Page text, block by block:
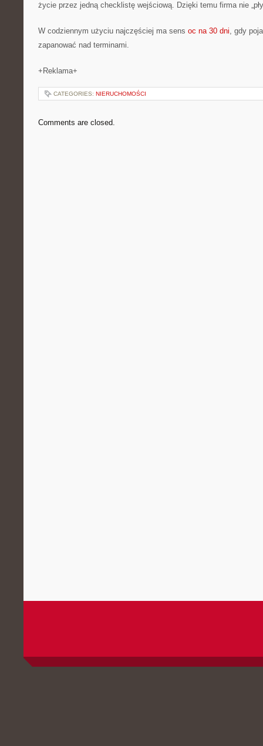
życie przez jedną checklistę wejściową. Dzięki temu firma nie
W codziennym użyciu najczęściej ma sens oc na 30 dni, gdy
zapanować nad terminami.
+Reklama+
CATEGORIES: NIERUCHOMOŚCI
Comments are closed.